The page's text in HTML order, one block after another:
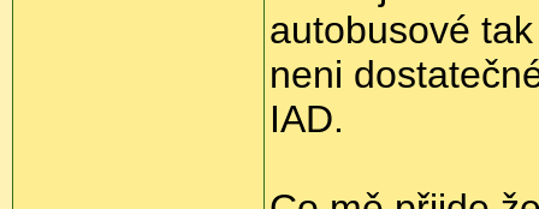
autobusové
neni
IAD.